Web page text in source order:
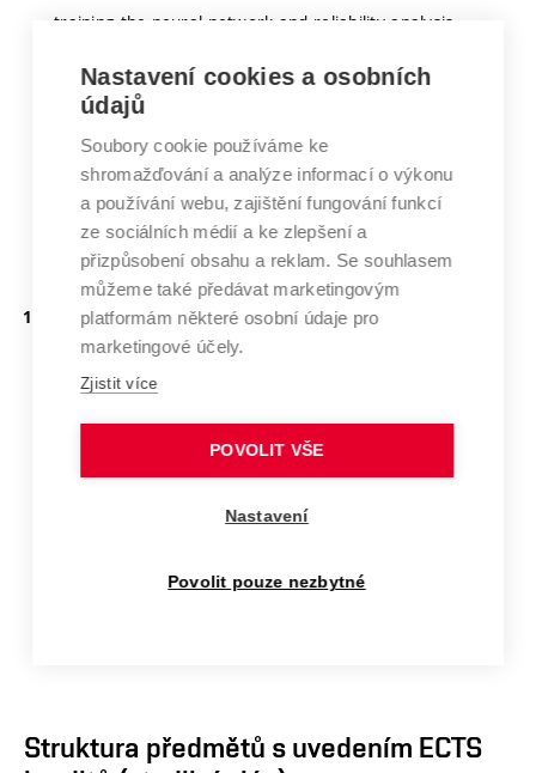
training the neural network and reliability analysis—
The student will build on the ongoing research of the
Laboratory of Numerical Structural Design project
sponsored by IDEA StatiCa, s.r.o.
Školitel:Vild Martin, doc. Ing., Ph.D.
Víceškálové modelování únavy betonu při cyklickém
namáhání s důrazem na energetickou ekvivalenci
porušování betonu na více úrovních jemnosti modelu a
přenos mezi modely s ohledem na statistické aspekty,
rychlost zatěžování a teplotu. Využití datově poháněných
Struktura předmětů s uvedením ECTS
Nastavení cookies a osobních
údajů
Soubory cookie používáme ke
shromažďování a analýze informací o výkonu
a používání webu, zajištění fungování funkcí
ze sociálních médií a ke zlepšení a
přizpůsobení obsahu a reklam. Se souhlasem
můžeme také předávat marketingovým
platformám některé osobní údaje pro
marketingové účely.
Zjistit více
POVOLIT VŠE
Nastavení
Povolit pouze nezbytné